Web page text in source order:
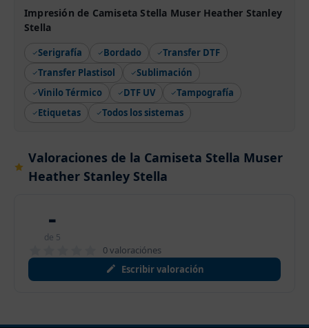
Impresión de Camiseta Stella Muser Heather Stanley
Stella
Serigrafía Bordado
Transfer DTF
Transfer Plastisol
Sublimación
Vinilo Térmico
DTF UV
Tampografía
Etiquetas
Todos los sistemas
Valoraciones de la Camiseta Stella Muser
Heather Stanley Stella
-
de 5
0 valoraciónes
Escribir valoración